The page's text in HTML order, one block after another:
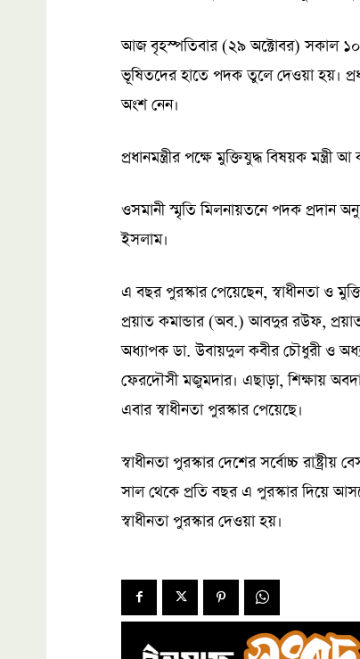
আজ বৃহস্পতিবার (২৯ অক্টোবর) সকাল
ভূষিতদের হাতে পদক তুলে দেওয়া হয়।
অংশ নেন।
প্রধানমন্ত্রীর পক্ষে মুক্তিযুদ্ধ বিষয়ক
ওসমানী স্মৃতি মিলনায়তনে পদক প্রদান
ইসলাম।
এ বছর পুরস্কার পেয়েছেন, স্বাধীনতা ও
প্রয়াত কমান্ডার (অব.) আবদুর রউফ,
অধ্যাপক ডা. উবায়দুল কবীর চৌধুরী ও
ফেরদৌসী মজুমদার। এছাড়া, শিক্ষায়
এবার স্বাধীনতা পুরস্কার পেয়েছে।
স্বাধীনতা পুরস্কার দেশের সর্বোচ্চ
সাল থেকে প্রতি বছর এ পুরস্কার দিয়ে
স্বাধীনতা পুরস্কার দেওয়া হয়।